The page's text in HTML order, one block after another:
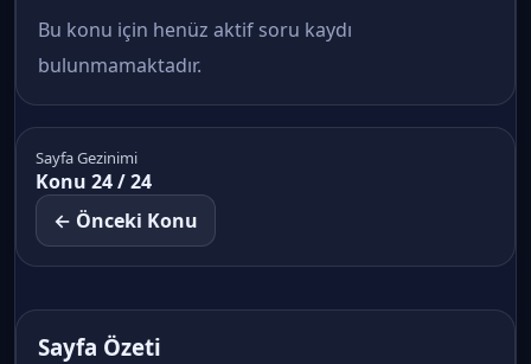
Bu konu için henüz aktif soru kaydı
bulunmamaktadır.
Sayfa Gezinimi
Konu 24 / 24
← Önceki Konu
Sayfa Özeti